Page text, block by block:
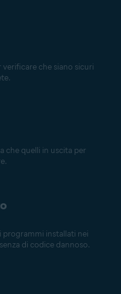
che siano sicuri
che quelli in uscita per
installati nei
di codice dannoso.